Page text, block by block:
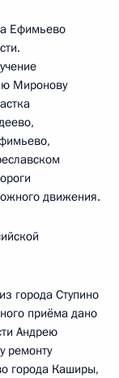
Ефимьево
Миронову
движения.
города Ступино
приёма дано
Андрею
ремонту
города Каширы,